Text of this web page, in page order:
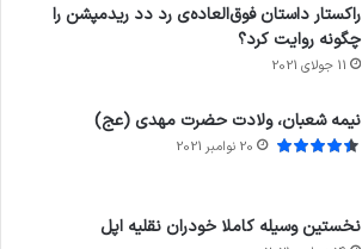
راکستار داستان فوق‌العاده‌ی رد دد ریدمپشن را
چگونه روایت کرد؟
11 جولای 2021
نیمه شعبان، ولادت حضرت مهدی (عج)
20 نوامبر 2021
نخستین وسیله کاملا خودران نقلیه اپل